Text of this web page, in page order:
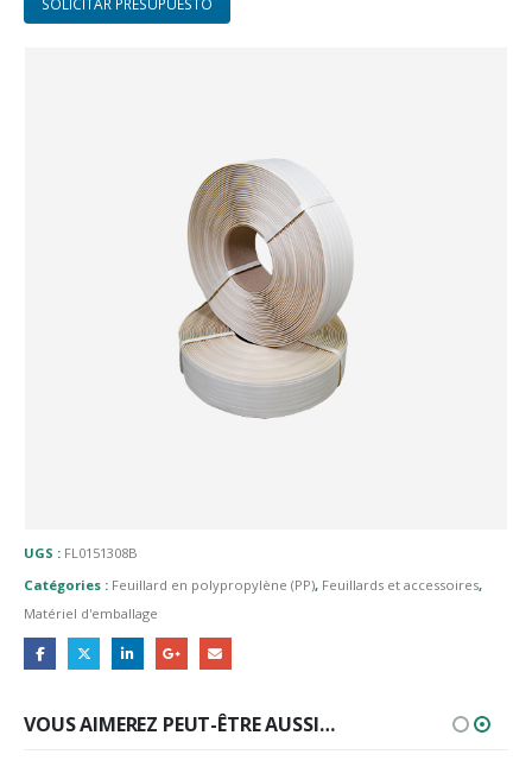
UGS : FL0151308B
Catégories : Feuillard en polypropylène (PP), Feuillards et accessoires,
Matériel d'emballage
VOUS AIMEREZ PEUT-ÊTRE AUSSI…